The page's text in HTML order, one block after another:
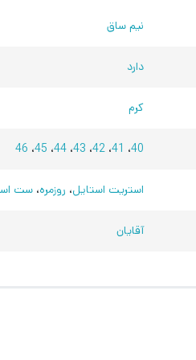
نیم ساق
دارد
کرم
40، 41، 42، 43، 44، 45، 46
استریت استایل، روزمره، ست
آقایان